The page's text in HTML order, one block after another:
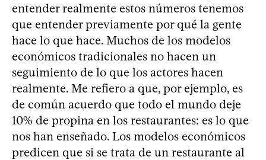
entender realmente estos números tenemos
que entender previamente por qué la gente
hace lo que hace. Muchos de los modelos
económicos tradicionales no hacen un
seguimiento de lo que los actores hacen
realmente. Me refiero a que, por ejemplo, es
de común acuerdo que todo el mundo deje
10% de propina en los restaurantes: es lo que
nos han enseñado. Los modelos económicos
predicen que si se trata de un restaurante al